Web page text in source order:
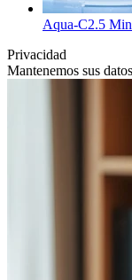
Aqua-C2.5
Privacidad
Mantenemos sus